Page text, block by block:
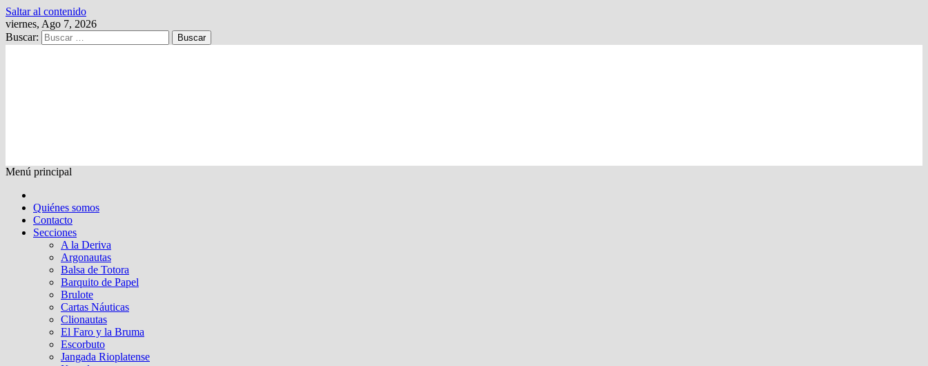
Saltar al contenido
viernes, Ago 7, 2026
Buscar:
Menú principal
Quiénes somos
Contacto
Secciones
A la Deriva
Argonautas
Balsa de Totora
Barquito de Papel
Brulote
Cartas Náuticas
Clionautas
El Faro y la Bruma
Escorbuto
Jangada Rioplatense